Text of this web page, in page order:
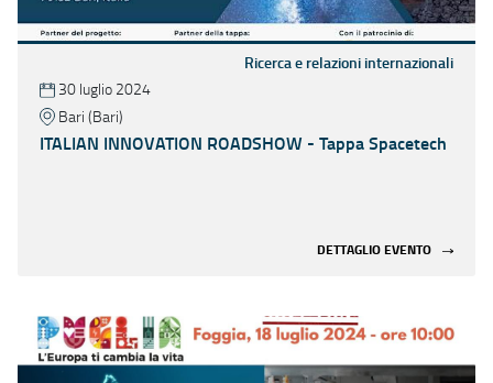
Ricerca e relazioni internazionali
30 luglio 2024
Bari (Bari)
ITALIAN INNOVATION ROADSHOW - Tappa Spacetech
DETTAGLIO EVENTO